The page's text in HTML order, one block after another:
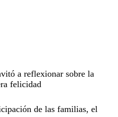
a reflexionar sobre la
felicidad
de las familias, el